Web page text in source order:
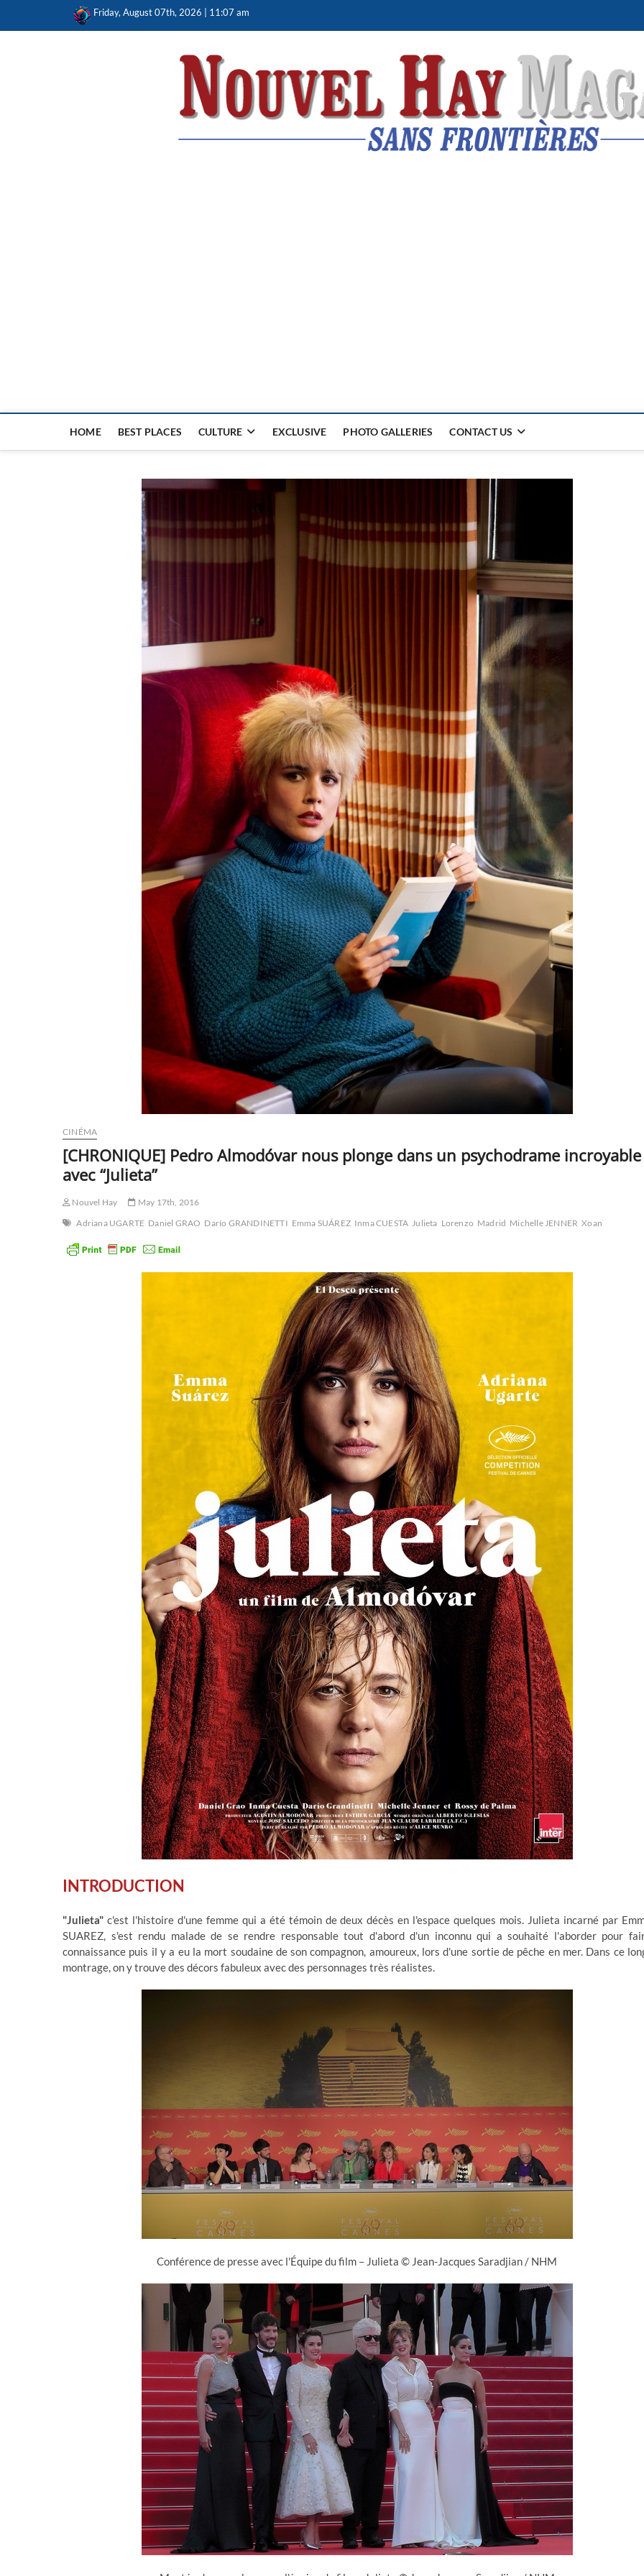
Friday, August 07th, 2026 | 11:07 am
HOME BEST PLACES CULTURE EXCLUSIVE PHOTO GALLERIES CONTACT US
CINÉMA
[CHRONIQUE] Pedro Almodóvar nous plonge dans un psychodrame incroyable
avec “Julieta”
Nouvel Hay
May 17th, 2016
Adriana UGARTE Daniel GRAO Darío GRANDINETTI Emma SUÁREZ Inma CUESTA Julieta Lorenzo Madrid Michelle JENNER Xoan
INTRODUCTION
"Julieta" c'est l'histoire d'une femme qui a été témoin de deux décès en l'espace quelques mois. Julieta incarné par
SUAREZ, s'est rendu malade de se rendre responsable tout d'abord d'un inconnu qui a souhaité l'aborder pour
connaissance puis il y a eu la mort soudaine de son compagnon, amoureux, lors d'une sortie de pêche en mer. Dans ce
montrage, on y trouve des décors fabuleux avec des personnages très réalistes.
Conférence de presse avec l'Équipe du film – Julieta © Jean-Jacques Saradjian / NHM